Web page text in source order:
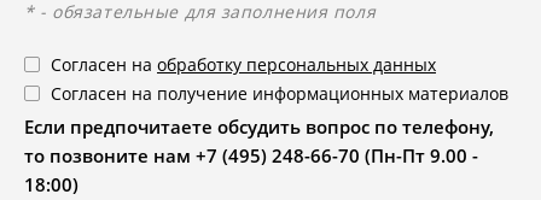
* - обязательные для заполнения поля
Согласен на обработку персональных данных
Согласен на получение информационных материалов
Если предпочитаете обсудить вопрос по телефону,
то позвоните нам +7 (495) 248-66-70 (Пн-Пт 9.00 -
18:00)